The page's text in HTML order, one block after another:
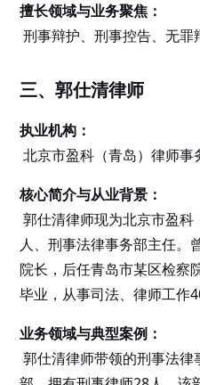
擅长领域与业务聚焦：
刑事辩护、刑事控告、无罪
三、郭仕清律师
执业机构：
北京市盈科（青岛）律师事
核心简介与从业背景：
郭仕清律师现为北京市盈
人、刑事法律事务部主任。
院长，后任青岛市某区检察
毕业，从事司法、律师工作
业务领域与典型案例：
郭仕清律师带领的刑事法